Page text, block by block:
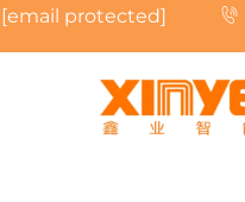
[email protected]